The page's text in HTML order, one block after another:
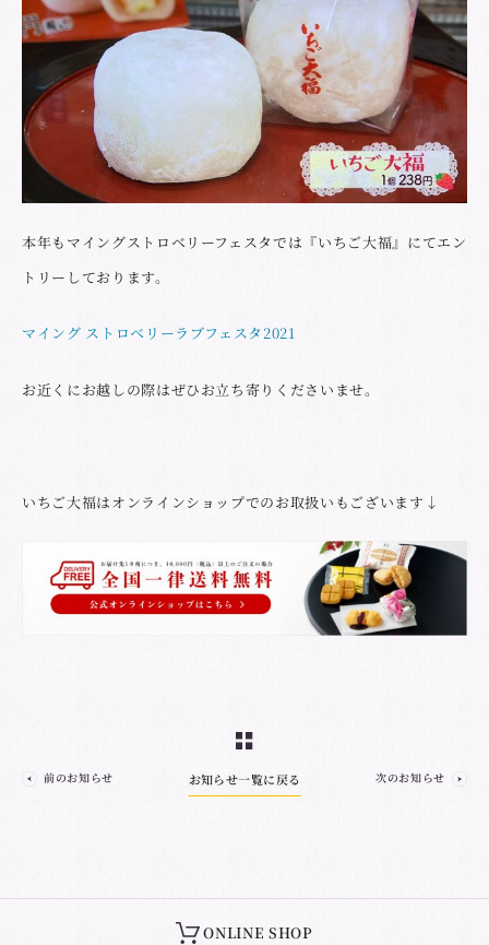
本年もマイングストロベリーフェスタでは『いちご大福』にてエン
トリーしております。
マイング ストロベリーラブフェスタ2021
お近くにお越しの際はぜひお立ち寄りくださいませ。
いちご大福はオンラインショップでのお取扱いもございます↓
前のお知らせ お知らせ一覧に戻る 次のお知らせ
ONLINE SHOP